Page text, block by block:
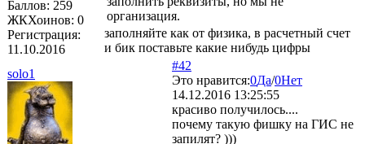
Баллов: 259
ЖКХоинов: 0
Регистрация:
11.10.2016
организация.
заполняйте как от физика, в расчетный счет
и бик поставьте какие нибудь цифры
solo1
#42
Это нравится:0Да/0Нет
14.12.2016 13:25:55
красиво получилось....
почему такую фишку на ГИС не
запилят? )))